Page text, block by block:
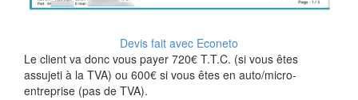
Devis fait avec Econeto
Le client va donc vous payer 720€ T.T.C. (si vous êtes
assujeti à la TVA) ou 600€ si vous êtes en auto/micro-
entreprise (pas de TVA).